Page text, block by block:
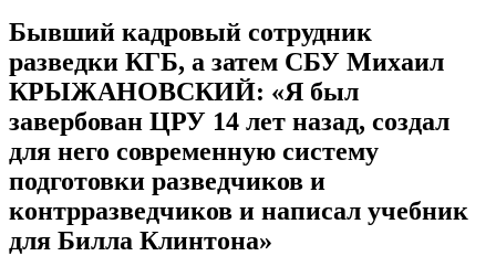
Бывший кадровый сотрудник
разведки КГБ, а затем СБУ Михаил
КРЫЖАНОВСКИЙ: «Я был
завербован ЦРУ 14 лет назад, создал
для него современную систему
подготовки разведчиков и
контрразведчиков и написал учебник
для Билла Клинтона»